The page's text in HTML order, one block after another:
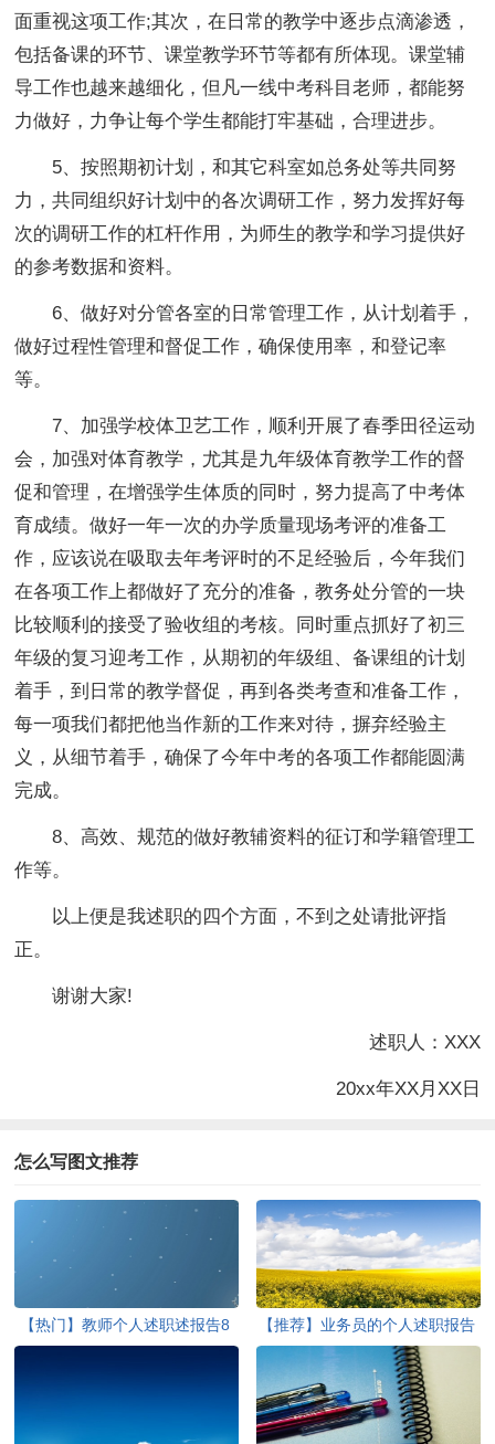
面重视这项工作;其次，在日常的教学中逐步点滴渗透，
包括备课的环节、课堂教学环节等都有所体现。课堂辅
导工作也越来越细化，但凡一线中考科目老师，都能努
力做好，力争让每个学生都能打牢基础，合理进步。
5、按照期初计划，和其它科室如总务处等共同努
力，共同组织好计划中的各次调研工作，努力发挥好每
次的调研工作的杠杆作用，为师生的教学和学习提供好
的参考数据和资料。
6、做好对分管各室的日常管理工作，从计划着手，
做好过程性管理和督促工作，确保使用率，和登记率
等。
7、加强学校体卫艺工作，顺利开展了春季田径运动
会，加强对体育教学，尤其是九年级体育教学工作的督
促和管理，在增强学生体质的同时，努力提高了中考体
育成绩。做好一年一次的办学质量现场考评的准备工
作，应该说在吸取去年考评时的不足经验后，今年我们
在各项工作上都做好了充分的准备，教务处分管的一块
比较顺利的接受了验收组的考核。同时重点抓好了初三
年级的复习迎考工作，从期初的年级组、备课组的计划
着手，到日常的教学督促，再到各类考查和准备工作，
每一项我们都把他当作新的工作来对待，摒弃经验主
义，从细节着手，确保了今年中考的各项工作都能圆满
完成。
8、高效、规范的做好教辅资料的征订和学籍管理工
作等。
以上便是我述职的四个方面，不到之处请批评指
正。
谢谢大家!
述职人：XXX
20xx年XX月XX日
怎么写图文推荐
【热门】教师个人述职述报告8
【推荐】业务员的个人述职报告
三篇